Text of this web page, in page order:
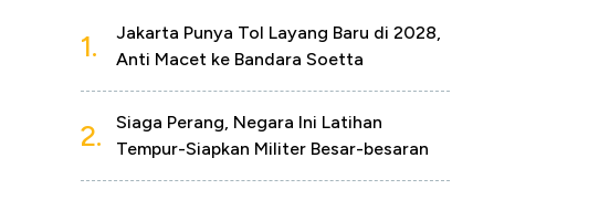
1.
Jakarta Punya Tol Layang Baru di 2028,
Anti Macet ke Bandara Soetta
2.
Siaga Perang, Negara Ini Latihan
Tempur-Siapkan Militer Besar-besaran